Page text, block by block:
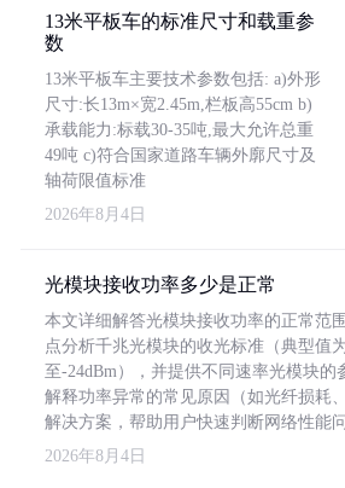
13米平板车的标准尺寸和载重参
数
13米平板车主要技术参数包括: a)外形
尺寸:长13m×宽2.45m,栏板高55cm b)
承载能力:标载30-35吨,最大允许总重
49吨 c)符合国家道路车辆外廓尺寸及
轴荷限值标准
2026年8月4日
光模块接收功率多少是正常
本文详细解答光模块接收功率的正常范
点分析千兆光模块的收光标准（典型值
至-24dBm），并提供不同速率光模块的
解释功率异常的常见原因（如光纤损耗
解决方案，帮助用户快速判断网络性能问
2026年8月4日